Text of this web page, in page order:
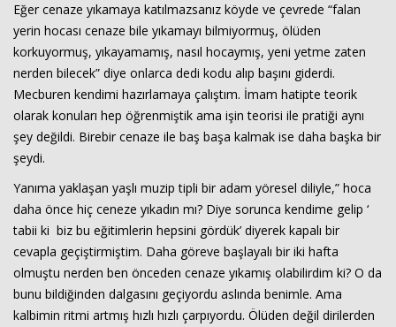
Eğer cenaze yıkamaya katılmazsanız köyde ve çevrede “falan
yerin hocası cenaze bile yıkamayı bilmiyormuş, ölüden
korkuyormuş, yıkayamamış, nasıl hocaymış, yeni yetme zaten
nerden bilecek” diye onlarca dedi kodu alıp başını giderdi.
Mecburen kendimi hazırlamaya çalıştım. İmam hatipte teorik
olarak konuları hep öğrenmiştik ama işin teorisi ile pratiği aynı
şey değildi. Birebir cenaze ile baş başa kalmak ise daha başka bir
şeydi.
Yanıma yaklaşan yaşlı muzip tipli bir adam yöresel diliyle,” hoca
daha önce hiç ceneze yıkadın mı? Diye sorunca kendime gelip ‘
tabii ki biz bu eğitimlerin hepsini gördük’ diyerek kapalı bir
cevapla geçiştirmiştim. Daha göreve başlayalı bir iki hafta
olmuştu nerden ben önceden cenaze yıkamış olabilirdim ki? O da
bunu bildiğinden dalgasını geçiyordu aslında benimle. Ama
kalbimin ritmi artmış hızlı hızlı çarpıyordu. Ölüden değil dirilerden